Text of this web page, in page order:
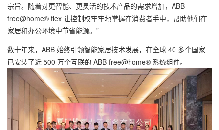
宗旨。随着对更智能、更灵活的技术产品的需求增加，ABB-
free@home® flex 让控制权牢牢地掌握在消费者手中，帮助他们在
家居和办公环境中节省能源。”
数十年来，ABB 始终引领智能家居技术发展，在全球 40 多个国家
已安装了近 500 万个互联的 ABB-free@home® 系统组件。